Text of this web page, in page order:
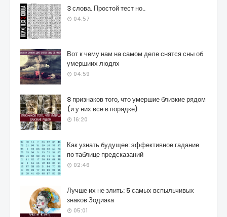
3 слова. Простой тест но..
04:57
Вот к чему нам на самом деле снятся сны об
умершиих людях
04:59
8 признаков того, что умершие близкие рядом
(и у них все в порядке)
16:20
Как узнать будущее: эффективное гадание
по таблице предсказаний
02:46
Лучше их не злить: 5 самых вспыльчивых
знаков Зодиака
05:01